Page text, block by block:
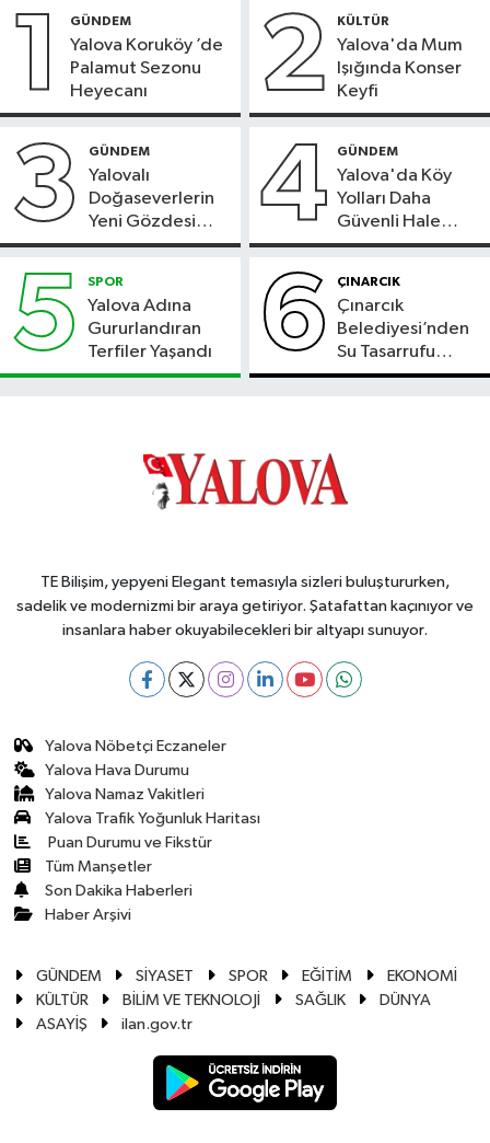
1 GÜNDEM
Yalova Koruköy ’de
Palamut Sezonu
Heyecanı
2 KÜLTÜR
Yalova'da Mum
Işığında Konser
Keyfi
3 GÜNDEM
Yalovalı
Doğaseverlerin
Yeni Gözdesi
Bolu'daki Meyve
4 GÜNDEM
Yalova'da Köy
Yolları Daha
Güvenli Hale
Geliyor
5 SPOR
Yalova Adına
Gururlandıran
Terfiler Yaşandı
6 ÇINARCIK
Çınarcık
Belediyesi’nden
Su Tasarrufu
Çağrısı
TE Bilişim, yepyeni Elegant temasıyla sizleri buluştururken,
sadelik ve modernizmi bir araya getiriyor. Şatafattan kaçınıyor ve
insanlara haber okuyabilecekleri bir altyapı sunuyor.
Yalova Nöbetçi Eczaneler
Yalova Hava Durumu
Yalova Namaz Vakitleri
Yalova Trafik Yoğunluk Haritası
Puan Durumu ve Fikstür
Tüm Manşetler
Son Dakika Haberleri
Haber Arşivi
GÜNDEM SİYASET SPOR EĞİTİM
EKONOMİ
KÜLTÜR
BİLİM VE TEKNOLOJİ SAĞLIK
DÜNYA
ASAYİŞ
ilan.gov.tr